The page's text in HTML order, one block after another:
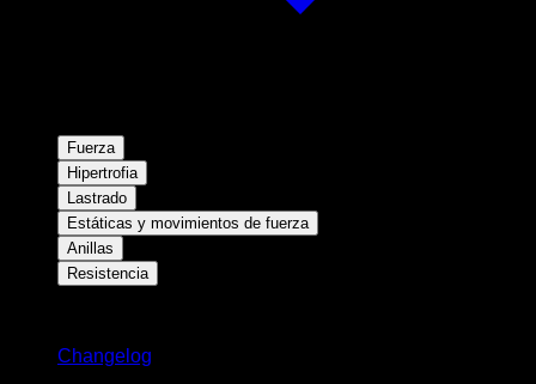
Fuerza
Hipertrofia
Lastrado
Estáticas y movimientos de fuerza
Anillas
Resistencia
Changelog